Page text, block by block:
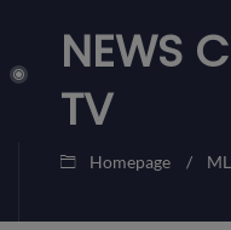
NEWS
TV
Homepage